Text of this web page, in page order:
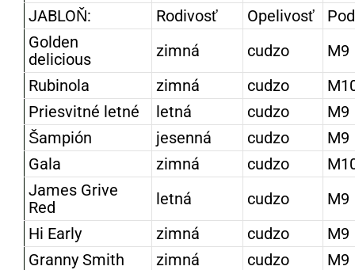
JABLOŇ: Rodivosť Opelivosť
Golden
delicious
zimná cudzo
M9
Rubinola
zimná cudzo
Priesvitné letné
letná cudzo
M9
Šampión
jesenná cudzo
M9
Gala
zimná cudzo
James Grive
Red
letná cudzo
M9
Hi Early
zimná cudzo
M9
Granny Smith
zimná cudzo
M9